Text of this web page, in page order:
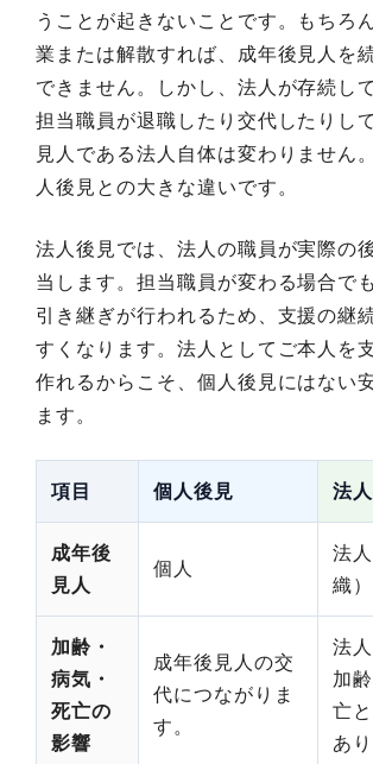
うことが起きないことです。もちろ
業または解散すれば、成年後見人を
できません。しかし、法人が存続し
担当職員が退職したり交代したりし
見人である法人自体は変わりません
人後見との大きな違いです。
法人後見では、法人の職員が実際の
当します。担当職員が変わる場合で
引き継ぎが行われるため、支援の継
すくなります。法人としてご本人を
作れるからこそ、個人後見にはない
ます。
項目 個人後見 法
成年後
見人
個人
法
織）
加齢・
病気・
死亡の
影響
成年後見人の交
代につながりま
す。
法
加
亡
あ